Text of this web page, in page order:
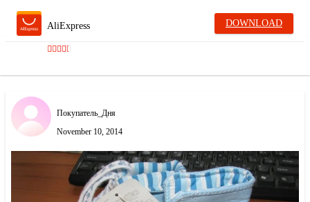
AliExpress DOWNLOAD
Покупатель_Дня
November 10, 2014